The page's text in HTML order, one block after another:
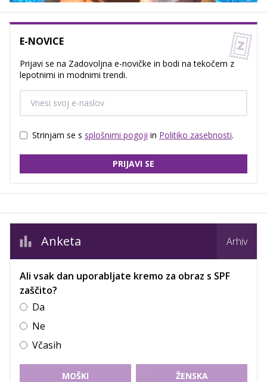
E-NOVICE
Prijavi se na Zadovoljna e-novičke in bodi na tekočem z
lepotnimi in modnimi trendi.
Strinjam se s splošnimi pogoji in Politiko zasebnosti.
PRIJAVI SE
Anketa Arhiv
Ali vsak dan uporabljate kremo za obraz s SPF
zaščito?
Da
Ne
Včasih
MOŠKI ŽENSKA